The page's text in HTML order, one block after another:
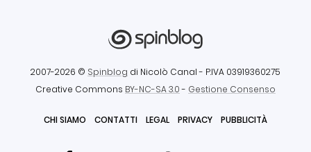
2007-2026 © Spinblog di Nicolò Canal - P.IVA 03919360275
Creative Commons BY-NC-SA 3.0- Gestione Consenso
CHI SIAMO CONTATTI LEGAL PRIVACY PUBBLICITÀ